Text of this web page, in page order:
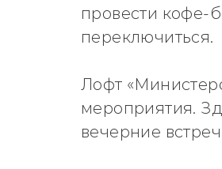
провести кофе-
переключиться.
Лофт
мероприятия.
вечерние